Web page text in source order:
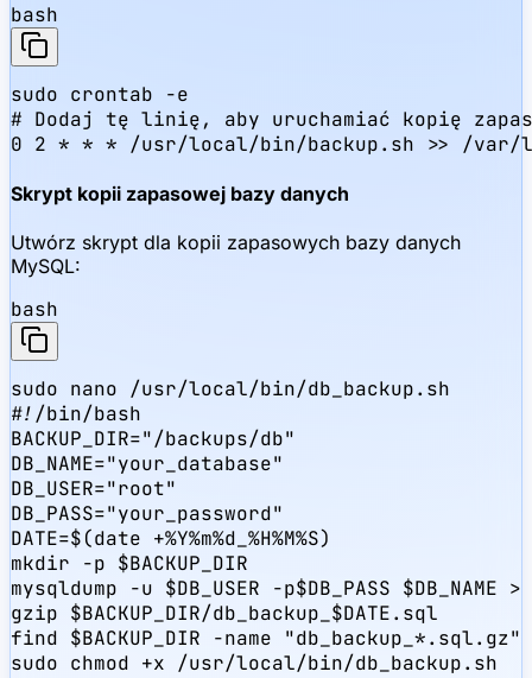
bash
sudo crontab -e
# Dodaj tę linię, aby uruchamiać kopię
0 2 * * * /usr/local/bin/backup.sh >> /var/
Skrypt kopii zapasowej bazy danych
Utwórz skrypt dla kopii zapasowych bazy danych
MySQL:
bash
sudo nano /usr/local/bin/db_backup.sh
#!/bin/bash
BACKUP_DIR="/backups/db"
DB_NAME="your_database"
DB_USER="root"
DB_PASS="your_password"
DATE=$(date +%Y%m%d_%H%M%S)
mkdir -p $BACKUP_DIR
mysqldump -u $DB_USER -p$DB_PASS $DB_NAME
gzip $BACKUP_DIR/db_backup_$DATE.sql
find $BACKUP_DIR -name
sudo chmod +x /usr/local/bin/db_backup.sh